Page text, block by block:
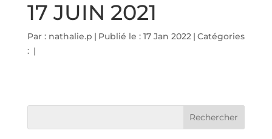
17 JUIN 2021
Par : nathalie.p | Publié le : 17 Jan 2022 | Catégories
: |